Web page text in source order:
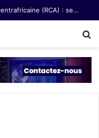
Présentation de la République centrafricaine (RCA) : semences paysannes, terre et voix des femmes